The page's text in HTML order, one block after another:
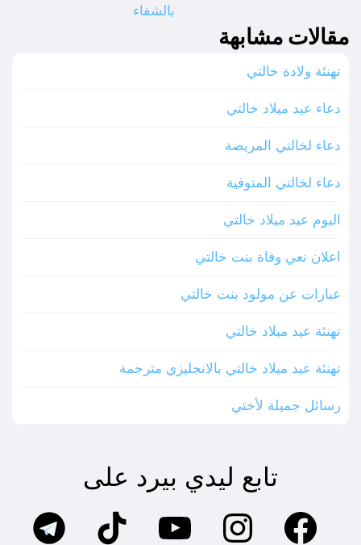
بالشفاء
مقالات مشابهة
تهنئة ولادة خالتي
دعاء عيد ميلاد خالتي
دعاء لخالتي المريضة
دعاء لخالتي المتوفية
اليوم عيد ميلاد خالتي
اعلان نعي وفاة بنت خالتي
عبارات عن مولود بنت خالتي
تهنئة عيد ميلاد خالتي
تهنئة عيد ميلاد خالتي بالانجليزي مترجمة
رسائل جميلة لأختي
تابع ليدي بيرد على